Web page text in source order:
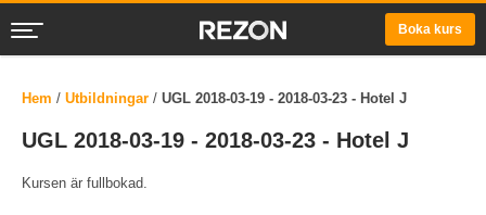
Boka kurs
Hem / Utbildningar / UGL 2018-03-19 - 2018-03-23 - Hotel J
UGL 2018-03-19 - 2018-03-23 - Hotel J
Kursen är fullbokad.